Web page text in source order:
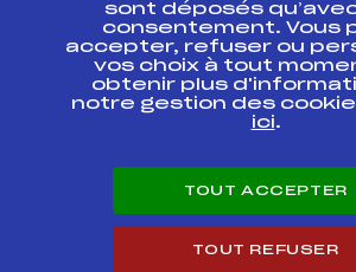
Antidopage
Pôle Développement,
Scientifique
Listes ministérielles
Pôle vie de l’athlète
Enseignement professionnel
Carrières
sont déposés
consentement. Vous
accepter, refuser ou
vos choix à tout
obtenir plus
notre gestion des
ici.
TOUT ACCEPTER
TOUT REFUSER